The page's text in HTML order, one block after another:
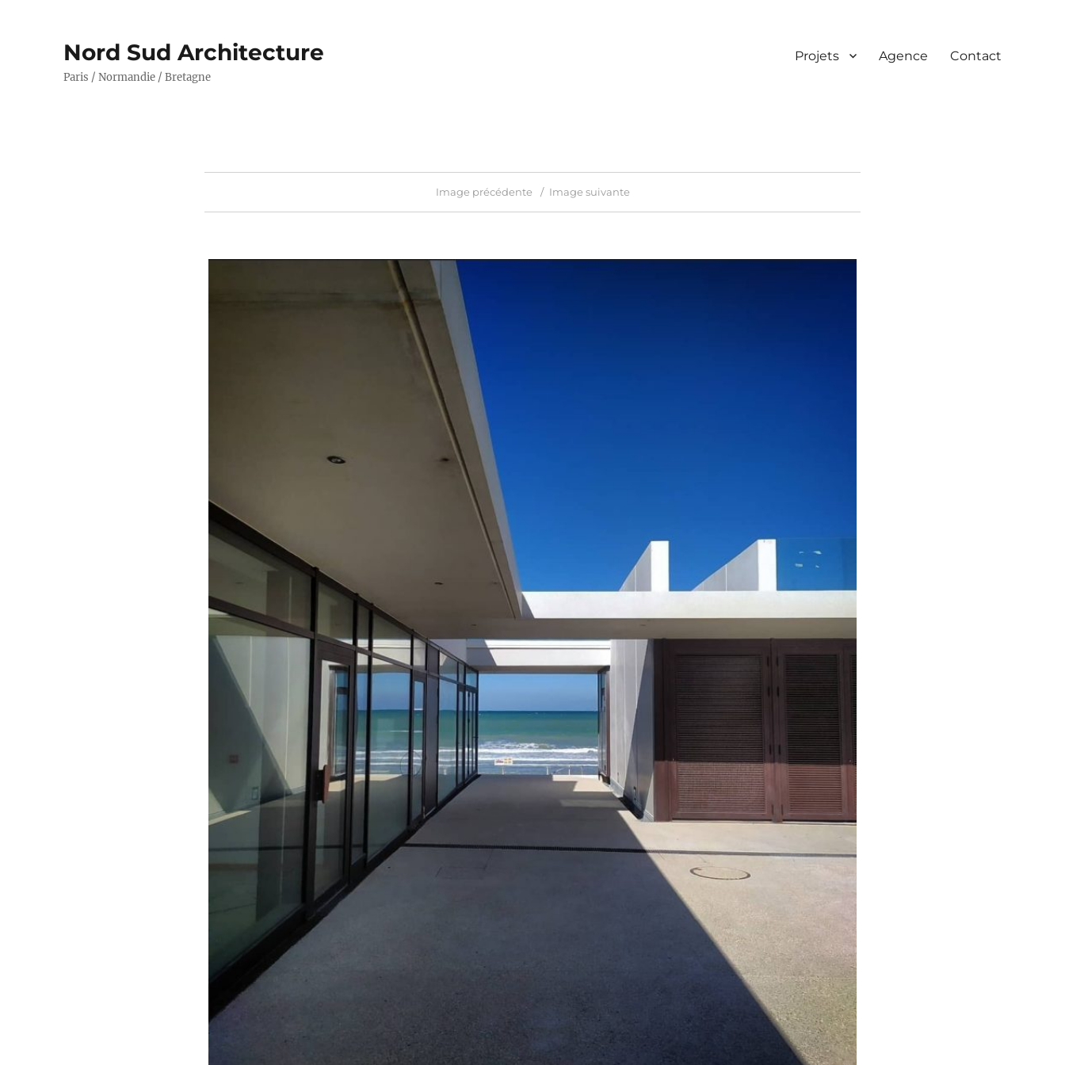
Nord Sud Architecture
Paris / Normandie / Bretagne
Projets Agence Contact
Image précédente Image suivante